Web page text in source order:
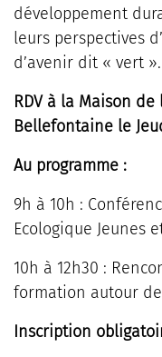
développement
leurs perspectives
d’avenir dit « vert ».
RDV à la Maison
Bellefontaine le
Au programme :
9h à 10h :
Ecologique Jeunes
10h à 12h30 :
formation autour
Inscription